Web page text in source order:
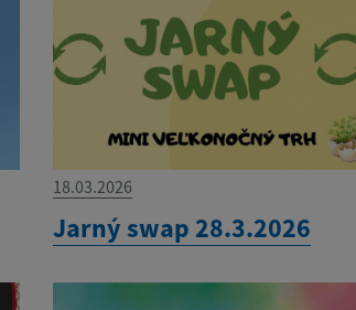
18.03.2026
Jarný swap 28.3.2026